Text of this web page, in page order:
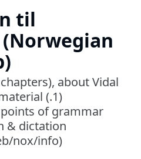
til
about Vidal
(.1)
of grammar
& dictation
nox/info)